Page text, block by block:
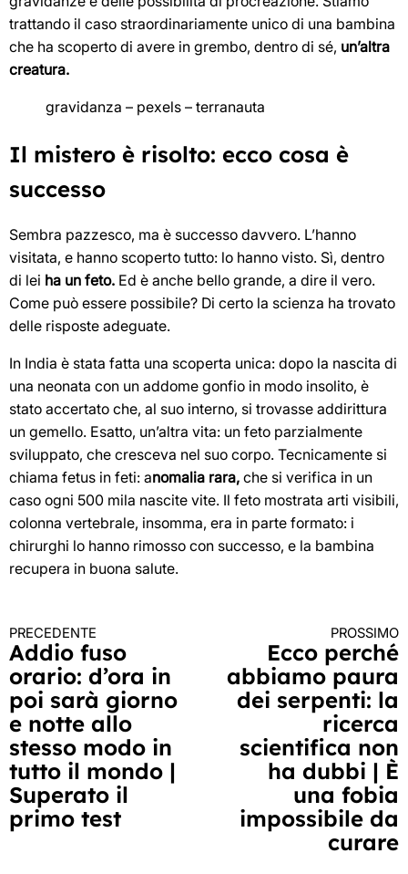
trattando il caso straordinariamente unico di una bambina
che ha scoperto di avere in grembo, dentro di sé, un’altra
creatura.
gravidanza – pexels – terranauta
Il mistero è risolto: ecco cosa è
successo
Sembra pazzesco, ma è successo davvero. L’hanno
visitata, e hanno scoperto tutto: lo hanno visto. Sì, dentro
di lei ha un feto. Ed è anche bello grande, a dire il vero.
Come può essere possibile? Di certo la scienza ha trovato
delle risposte adeguate.
In India è stata fatta una scoperta unica: dopo la nascita di
una neonata con un addome gonfio in modo insolito, è
stato accertato che, al suo interno, si trovasse addirittura
un gemello. Esatto, un’altra vita: un feto parzialmente
sviluppato, che cresceva nel suo corpo. Tecnicamente si
chiama fetus in feti: anomalia rara, che si verifica in un
caso ogni 500 mila nascite vite. Il feto mostrata arti visibili,
colonna vertebrale, insomma, era in parte formato: i
chirurghi lo hanno rimosso con successo, e la bambina
recupera in buona salute.
Continua
a
leggere
PRECEDENTE
Addio fuso
orario: d’ora in
poi sarà giorno
e notte allo
stesso modo in
tutto il mondo |
Superato il
primo test
PROSSIMO
Ecco perché
abbiamo paura
dei serpenti: la
ricerca
scientifica non
ha dubbi | È
una fobia
impossibile da
curare